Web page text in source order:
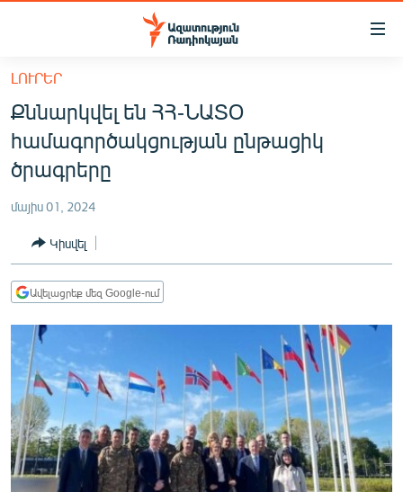
Մատչելիության
հիմնական
բովանդակությանը
Անցնել
հիմնական
մենյուին
ՀԱՅԱՍՏԱՆ
ՔԱՂԱՔԱԿԱՆ
ՀԱՍԱՐԱԿՈՒԹՅՈՒՆ
ՏՆՏԵՍՈՒԹՅՈՒՆ
ՂԱՐԱԲԱՂ
ՊԱՏԵՐԱԶՄԻ 6 ՇԱԲԱԹՆԵՐԸ
ՏԱՐԱԾԱՇՐՋԱՆ
ՄԻՋԱԶԳԱՅԻՆ
ՄՇԱԿՈՒՅԹ
ՍՊՈՐՏ
ԼՈՒՐԵՐ
Քննարկվել են ՀՀ-ՆԱՏՕ
համագործակցության ընթացիկ
ծրագրերը
մայիս 01, 2024
Կիսվել
Ավելացրեք մեզ Google-ում